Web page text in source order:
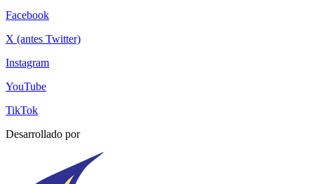
Facebook
X (antes Twitter)
Instagram
YouTube
TikTok
Desarrollado por